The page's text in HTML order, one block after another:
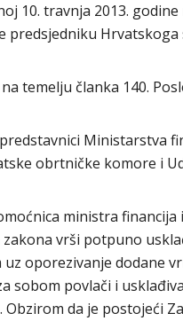
10. travnja 2013.
Hrvatskoga
temelju članka 140.
Ministarstva
obrtničke komore i
ministra
vrši potpuno
oporezivanje dodane
sobom povlači i
da je postojeći